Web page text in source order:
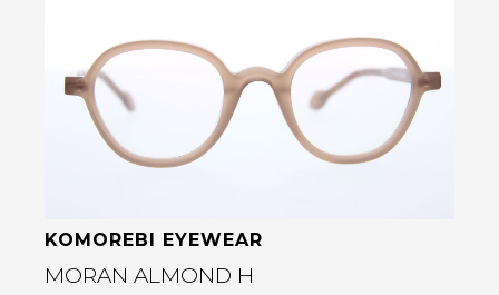
KOMOREBI EYEWEAR
MORAN ALMOND H